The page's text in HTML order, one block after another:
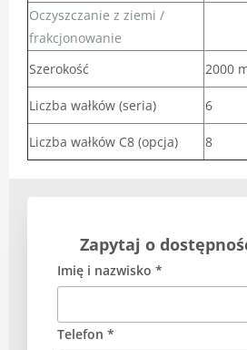
Oczyszczanie z ziemi /
frakcjonowanie
Szerokość
2000
Liczba wałków (seria) 6
Liczba wałków C8 (opcja) 8
Zapytaj o
Imię i nazwisko *
Telefon *